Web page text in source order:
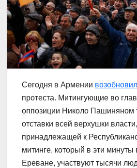
Сегодня в Армении
протеста. Митингующие во
оппозиции Николо Пашиняном
отставки всей верхушки власти,
принадлежащей к
митинге, который в эти минуты
Ереване, участвуют тысячи